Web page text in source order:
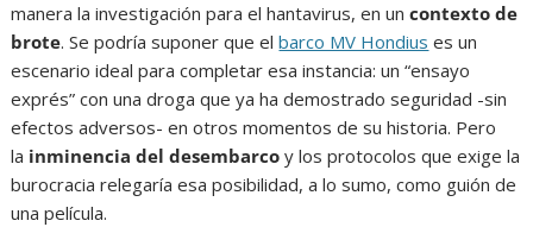
manera la investigación para el hantavirus, en uncontexto de
brote. Se podría suponer que elbarco MV Hondius es un
escenario ideal para completar esa instancia: un “ensayo
exprés” con una droga que ya ha demostrado seguridad -sin
efectos adversos- en otros momentos de su historia. Pero
la inminencia del desembarco y los protocolos que exige la
burocracia relegaría esa posibilidad, a lo sumo, como guión de
una película.